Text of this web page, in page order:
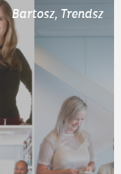
Bartosz, Trendsz